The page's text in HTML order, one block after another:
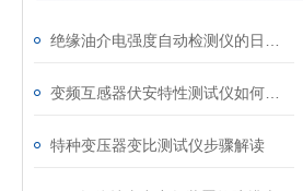
特种变压器变比测试仪步骤解读